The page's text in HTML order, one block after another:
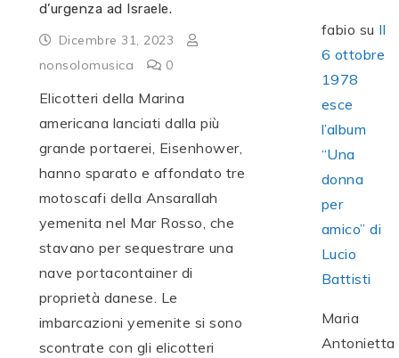
d’urgenza ad Israele.
Dicembre 31, 2023
nonsolomusica
0
Elicotteri della Marina
americana lanciati dalla più
grande portaerei, Eisenhower,
hanno sparato e affondato tre
motoscafi della Ansarallah
yemenita nel Mar Rosso, che
stavano per sequestrare una
nave portacontainer di
proprietà danese. Le
imbarcazioni yemenite si sono
scontrate con gli elicotteri
fabio su Il
6 ottobre
1978
esce
l’album
“Una
donna
per
amico” di
Lucio
Battisti
Maria
Antonietta